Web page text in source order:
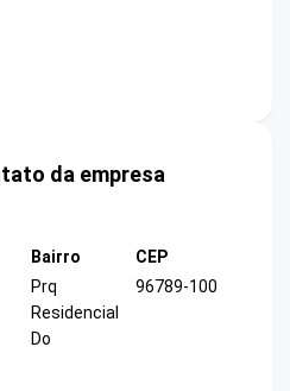
da empresa
Bairro
Prq
Residencial
Do
CEP
96789-100